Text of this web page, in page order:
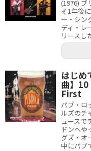
(1976) ブ
そ1年後
ー・シン
ディ・レ
リースし
はじめ
曲】
First
パブ・ロ
ルズのチ
ュースで
ドンへや
グズ・オ
中にパブ